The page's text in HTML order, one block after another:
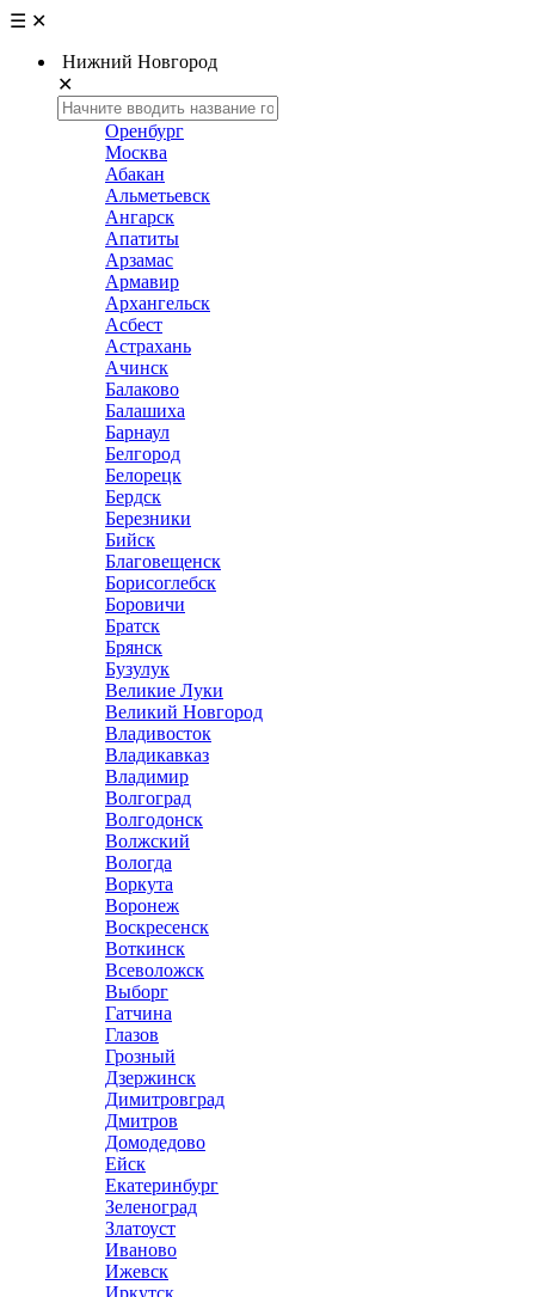
☰ ✕
Нижний Новгород
✕
Оренбург
Москва
Абакан
Альметьевск
Ангарск
Апатиты
Арзамас
Армавир
Архангельск
Асбест
Астрахань
Ачинск
Балаково
Балашиха
Барнаул
Белгород
Белорецк
Бердск
Березники
Бийск
Благовещенск
Борисоглебск
Боровичи
Братск
Брянск
Бузулук
Великие Луки
Великий Новгород
Владивосток
Владикавказ
Владимир
Волгоград
Волгодонск
Волжский
Вологда
Воркута
Воронеж
Воскресенск
Воткинск
Всеволожск
Выборг
Гатчина
Глазов
Грозный
Дзержинск
Димитровград
Дмитров
Домодедово
Ейск
Екатеринбург
Зеленоград
Златоуст
Иваново
Ижевск
Иркутск